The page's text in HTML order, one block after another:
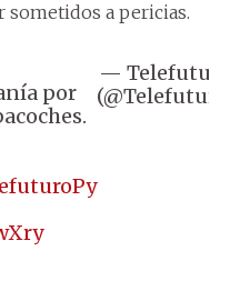
a pericias.
por
— Telefuturo
(@Telefuturo)